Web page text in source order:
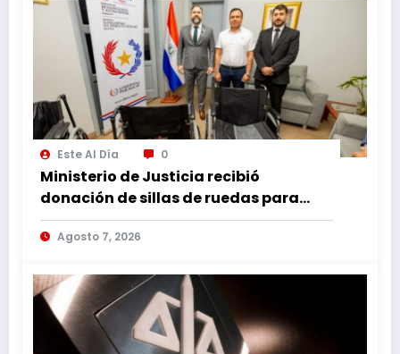
Este Al Día 0
Ministerio de Justicia recibió
donación de sillas de ruedas para
internos vulnerables
Agosto 7, 2026